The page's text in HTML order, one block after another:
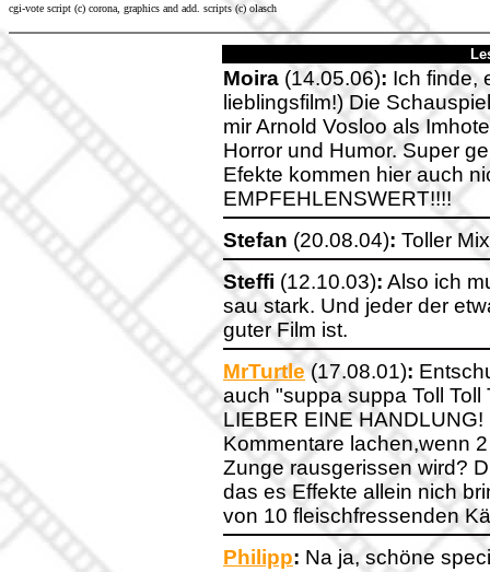
cgi-vote script (c) corona, graphics and add. scripts (c) olasch
Moira (14.05.06): Ich finde,
lieblingsfilm!) Die
mir Arnold Vosloo als
Horror und Humor. Super
Efekte kommen hier auch
EMPFEHLENSWERT!!!!
Stefan (20.08.04): Toller
Steffi (12.10.03): Also ich
sau stark. Und jeder der
guter Film ist.
MrTurtle (17.08.01):
auch "suppa suppa Toll
LIEBER EINE
Kommentare lachen,wenn
Zunge rausgerissen wird?
das es Effekte allein nich
von 10 fleischfressenden
Philipp: Na ja, schöne